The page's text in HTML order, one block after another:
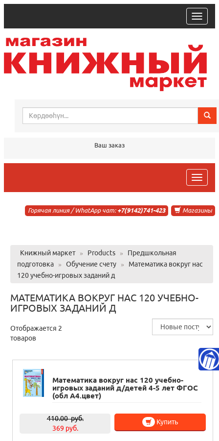
trk
Ваш заказ
trk
Магазины
Горячая линия / WhatApp чат: +7(9142)741-423
Книжный маркет » Products »
Предшкольная
подготовка
» Обучение счету »
Математика вокруг нас
120 учебно-игровых заданий д
МАТЕМАТИКА ВОКРУГ НАС 120 УЧЕБНО-
ИГРОВЫХ ЗАДАНИЙ Д
Отображается 2
товаров
Математика вокруг нас 120 учебно-
игровых заданий д/детей 4-5 лет ФГОС
(обл А4.цвет)
410.00руб.
369 руб.
Купить